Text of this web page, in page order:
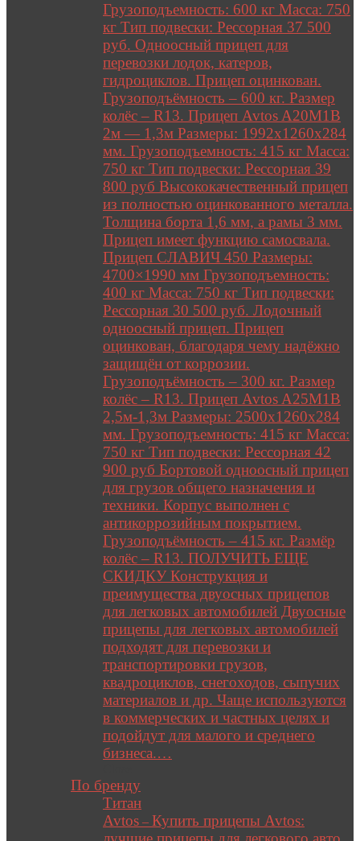
Грузоподъемность: 600 кг Масса: 750
кг Тип подвески: Рессорная 37 500
руб. Одноосный прицеп для
перевозки лодок, катеров,
гидроциклов. Прицеп оцинкован.
Грузоподъёмность – 600 кг. Размер
колёс – R13. Прицеп Avtos A20M1B
2м — 1,3м Размеры: 1992х1260х284
мм. Грузоподъемность: 415 кг Масса:
750 кг Тип подвески: Рессорная 39
800 руб Высококачественный прицеп
из полностью оцинкованного металла.
Толщина борта 1,6 мм, а рамы 3 мм.
Прицеп имеет функцию самосвала.
Прицеп СЛАВИЧ 450 Размеры:
4700×1990 мм Грузоподъемность:
400 кг Масса: 750 кг Тип подвески:
Рессорная 30 500 руб. Лодочный
одноосный прицеп. Прицеп
оцинкован, благодаря чему надёжно
защищён от коррозии.
Грузоподъёмность – 300 кг. Размер
колёс – R13. Прицеп Avtos A25M1B
2,5м-1,3м Размеры: 2500х1260х284
мм. Грузоподъемность: 415 кг Масса:
750 кг Тип подвески: Рессорная 42
900 руб Бортовой одноосный прицеп
для грузов общего назначения и
техники. Корпус выполнен с
антикоррозийным покрытием.
Грузоподъёмность – 415 кг. Размёр
колёс – R13. ПОЛУЧИТЬ ЕЩЕ
СКИДКУ Конструкция и
преимущества двуосных прицепов
для легковых автомобилей Двуосные
прицепы для легковых автомобилей
подходят для перевозки и
транспортировки грузов,
квадроциклов, снегоходов, сыпучих
материалов и др. Чаще используются
в коммерческих и частных целях и
подойдут для малого и среднего
бизнеса.…
По бренду
Титан
Avtos – Купить прицепы Avtos: